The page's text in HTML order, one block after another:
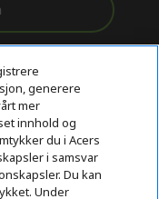
betaling
av produktene
generere
mer
innhold og
du i Acers
i samsvar
Du kan
Under